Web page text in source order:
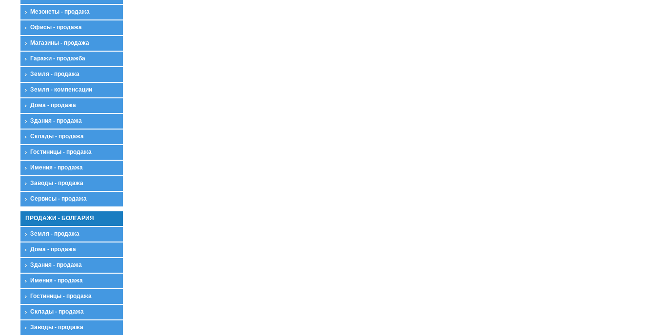
Мезонеты - продажа
Офисы - продажа
Магазины - продажа
Гаражи - продажба
Земля - продажа
Земля - компенсации
Дома - продажа
Здания - продажа
Склады - продажа
Гостиницы - продажа
Имения - продажа
Заводы - продажа
Сервисы - продажа
ПРОДАЖИ - БОЛГАРИЯ
Земля - продажа
Дома - продажа
Здания - продажа
Имения - продажа
Гостиницы - продажа
Склады - продажа
Заводы - продажа